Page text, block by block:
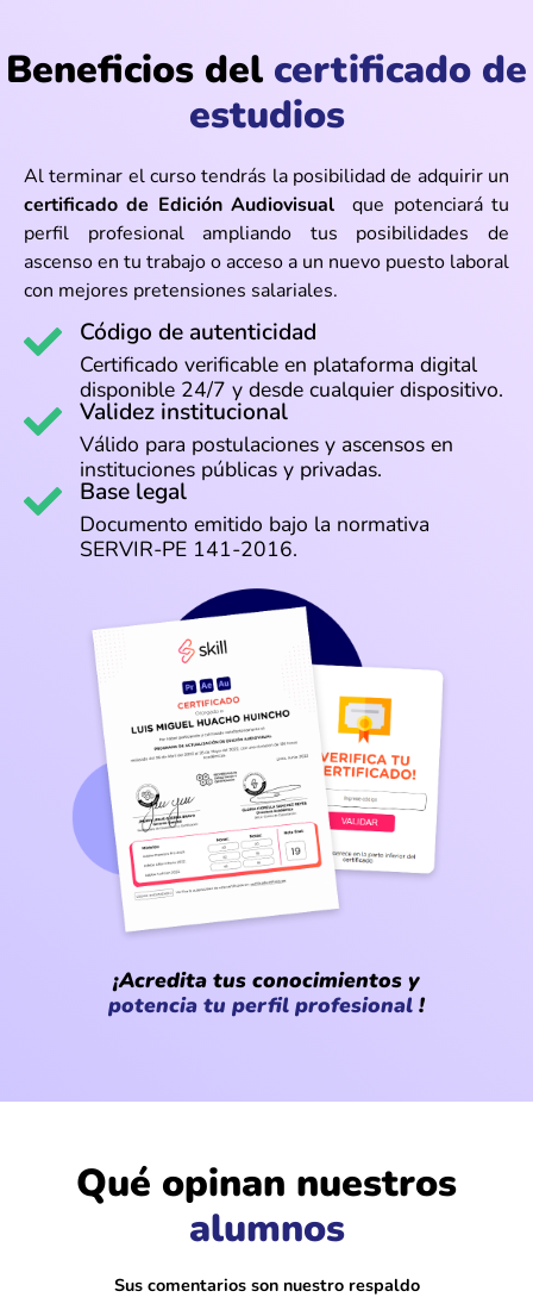
Beneficios del certificado de
estudios
Al terminar el curso tendrás la posibilidad de adquirir un
certificado de Edición Audiovisual
que potenciará tu
perfil profesional ampliando tus posibilidades de
ascenso en tu trabajo o acceso a un nuevo puesto laboral
con mejores pretensiones salariales.
Código de autenticidad
Certificado verificable en plataforma digital
disponible 24/7 y desde cualquier dispositivo.
Validez institucional
Válido para postulaciones y ascensos en
instituciones públicas y privadas.
Base legal
Documento emitido bajo la normativa
SERVIR-PE 141-2016.
¡Acredita tus conocimientos y
potencia tu perfil profesional !
Qué opinan nuestros
alumnos
Sus comentarios son nuestro respaldo
Muy bien explicado todo, sentí que
aprendía sin esfuerzo. Hasta me daban
ganas de seguir practicando